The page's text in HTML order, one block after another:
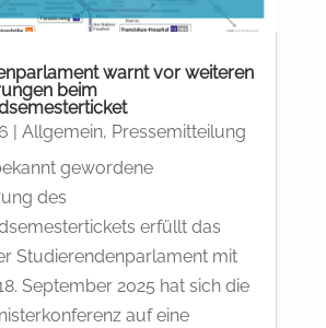
warnt vor weiteren
beim
| Allgemein, Pressemitteilung
gewordene
des
erfüllt das
Studierendenparlament mit
September 2025 hat sich die
auf eine